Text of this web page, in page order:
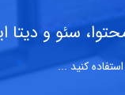
سئو و دیتا
کنید ...